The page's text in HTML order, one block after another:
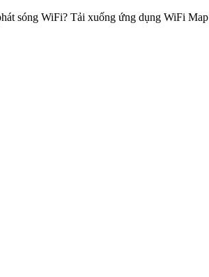
sóng WiFi? Tải xuống ứng dụng WiFi Map